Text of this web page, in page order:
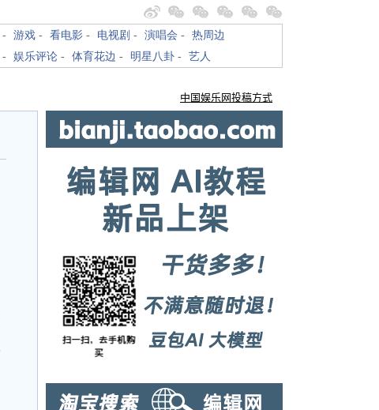
- 游戏 - 看电影 - 电视剧 - 演唱会 - 热周边
- 娱乐评论 - 体育花边 - 明星八卦 - 艺人